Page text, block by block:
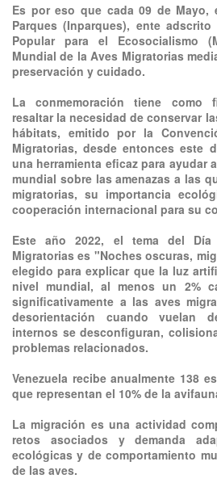
Es por eso que cada 09 de
Parques (Inparques), ente
Popular para el Ecosocialismo
Mundial de la Aves Migratorias
preservación y cuidado.
La conmemoración tiene como
resaltar la necesidad de conservar
hábitats, emitido por la
Migratorias, desde entonces este
una herramienta eficaz para ayudar
mundial sobre las amenazas a las
migratorias, su importancia
cooperación internacional para su
Este año 2022, el tema del
Migratorias es "Noches oscuras,
elegido para explicar que la luz
nivel mundial, al menos un 2%
significativamente a las aves
desorientación cuando vuelan
internos se desconfiguran,
problemas relacionados.
Venezuela recibe anualmente 138
que representan el 10% de la
La migración es una actividad
retos asociados y demanda
ecológicas y de comportamiento
de las aves.